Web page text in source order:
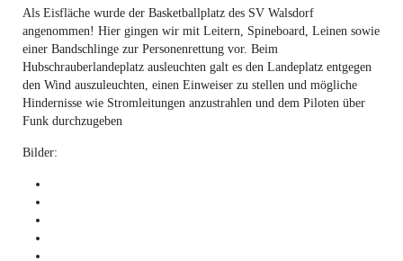
Als Eisfläche wurde der Basketballplatz des SV Walsdorf
angenommen! Hier gingen wir mit Leitern, Spineboard, Leinen sowie
einer Bandschlinge zur Personenrettung vor. Beim
Hubschrauberlandeplatz ausleuchten galt es den Landeplatz entgegen
den Wind auszuleuchten, einen Einweiser zu stellen und mögliche
Hindernisse wie Stromleitungen anzustrahlen und dem Piloten über
Funk durchzugeben
Bilder: